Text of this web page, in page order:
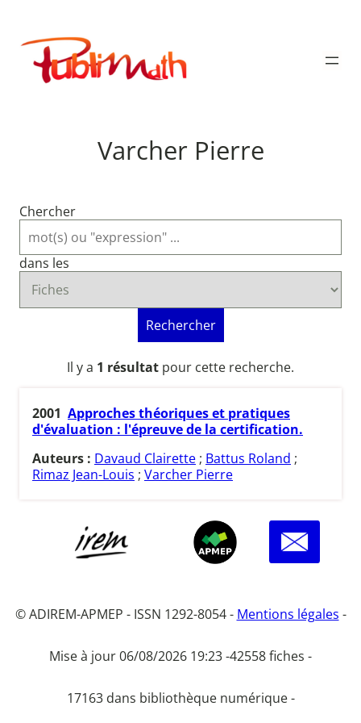
contenu
Publimath
Varcher Pierre
Chercher
dans les
Rechercher
Il y a 1 résultat pour cette recherche.
2001 Approches théoriques et pratiques
d'évaluation : l'épreuve de la certification.
Auteurs : Davaud Clairette ; Battus Roland ;
Rimaz Jean-Louis ; Varcher Pierre
© ADIREM-APMEP - ISSN 1292-8054 - Mentions légales -
Mise à jour 06/08/2026 19:23 -42558 fiches -
17163 dans bibliothèque numérique -